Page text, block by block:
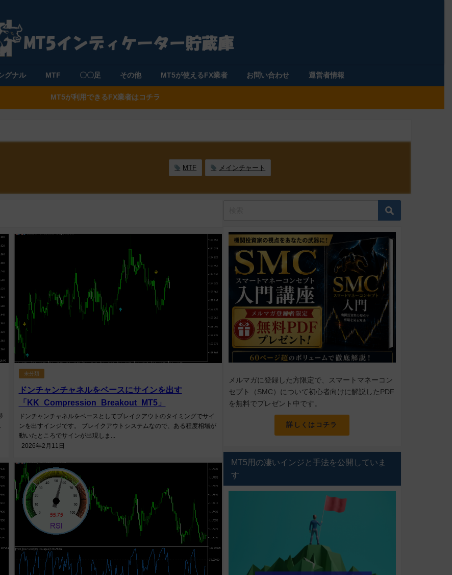
グナル MTF 〇〇足 その他 MT5が使えるFX業者 お問い合わせ 運営者情報
MT5が利用できるFX業者はコチラ
MTF メインチャート
未分類
ドンチャンチャネルをベースにサインを出す
「KK_Compression_Breakout_MT5」
ドンチャンチャネルをベースとしてブレイクアウトのタイミングでサイ
ンを出すインジです。 ブレイクアウトシステムなので、ある程度相場が
動いたところでサインが出現しま...
2026年2月11日
メルマガに登録した方限定で、スマートマネーコン
セプト（SMC）について初心者向けに解説したPDF
を無料でプレゼント中です。
詳しくはコチラ
MT5用の凄いインジと手法を公開していま
す